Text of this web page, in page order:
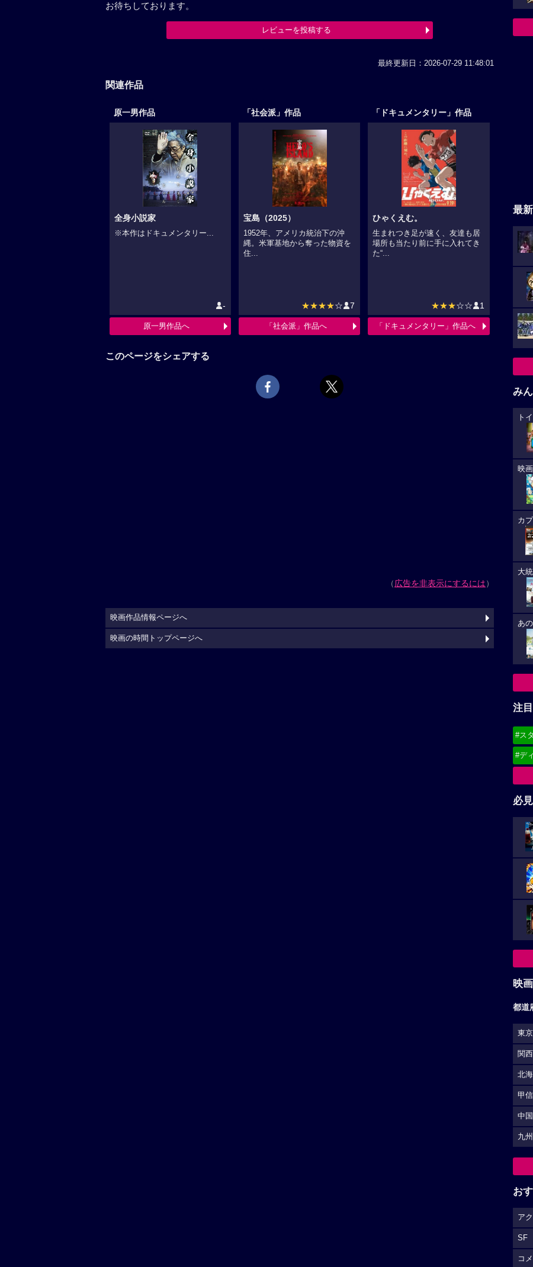
お待ちしております。
レビューを投稿する
最終更新日：2026-07-29 11:48:01
関連作品
原一男作品
全身小説家
※本作はドキュメンタリー...
-
原一男作品へ
「社会派」作品
宝島（2025）
1952年、アメリカ統治下の沖
縄。米軍基地から奪った物資を
住...
★★★★☆ 7
「社会派」作品へ
「ドキュメンタリー」作品
ひゃくえむ。
生まれつき足が速く、友達も居
場所も当たり前に手に入れてき
た“...
★★★☆☆ 1
「ドキュメンタリー」作品へ
このページをシェアする
（広告を非表示にするには）
最
み
ト
映
カ
大
あ
注
#ス
#デ
必
映
都道
東京
関西
北
甲
中国
九州
お
ア
SF
コ
映画作品情報ページへ
映画の時間トップページへ